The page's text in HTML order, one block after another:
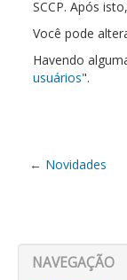
SCCP. Após
Você pode
Havendo
usuários".
← Novidades
NAVEGAÇÃO